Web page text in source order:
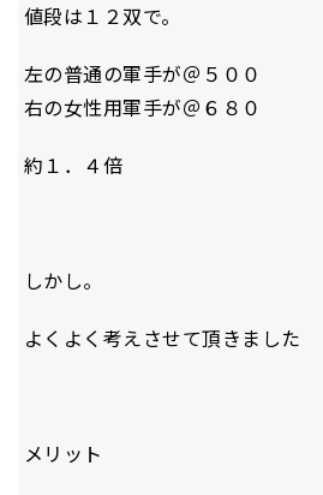
値段は１２双で。
左の普通の軍手が＠５００
右の女性用軍手が＠６８０
約１．４倍
しかし。
よくよく考えさせて頂きました
メリット